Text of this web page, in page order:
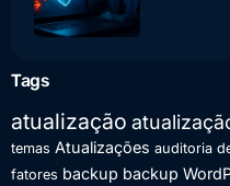
Tags
atualização
temas Atualizações auditoria
fatores backup backup